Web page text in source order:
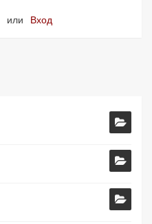
или Вход